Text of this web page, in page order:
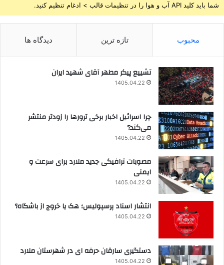
شما باید کلید API آب و هوا را در تنظیمات قالب > ادغام تنظیم کنید.
محبوب تازه ترین دیدگاه ها
تشییع پیکر مطهر آقای شهید ایران
1405.04.22
چرا اسرائیل اخبار برخی ترورها را زودتر منتشر
می‌کند؟
1405.04.22
مصوبات ترافیکی جدید ملارد برای سرعت و
ایمنی
1405.04.22
انتشار اسناد پرسپولیس؛ هک یا خروج از باشگاه؟
1405.04.22
دستگیری سارقان حرفه ای در شهرستان ملارد
1405.04.22